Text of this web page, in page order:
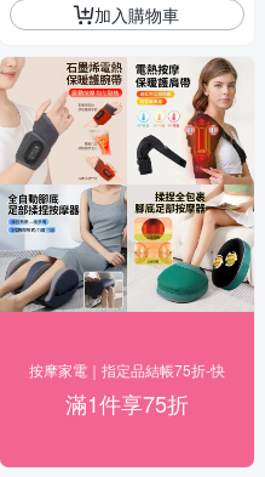
加入購物車
按摩家電｜指定品結帳75折-快
滿1件享75折